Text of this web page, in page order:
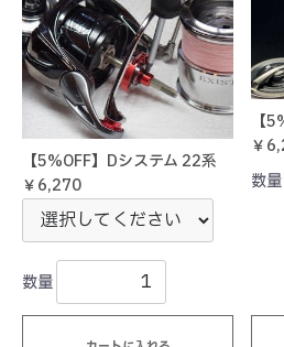
【5%OFF】Dシステム 22系
￥6,270
数量
【
￥
数量